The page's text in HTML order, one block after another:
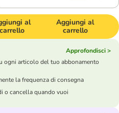
al
carrello
Aggiungi al
carrello
Approfondisci >
ogni articolo del tuo abbonamento
la frequenza di consegna
o cancella quando vuoi